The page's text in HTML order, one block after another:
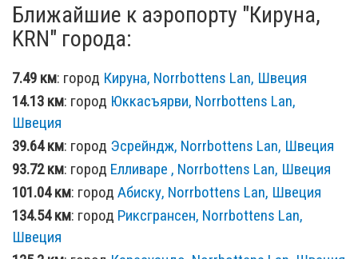
Ближайшие к аэропорту "Кируна,
KRN" города:
7.49 км: город Кируна, Norrbottens Lan, Швеция
14.13 км: город Юккасъярви, Norrbottens Lan,
Швеция
39.64 км: город Эсрейндж, Norrbottens Lan, Швеция
93.72 км: город Елливаре , Norrbottens Lan, Швеция
101.04 км: город Абиску, Norrbottens Lan, Швеция
134.54 км: город Риксгрансен, Norrbottens Lan,
Швеция